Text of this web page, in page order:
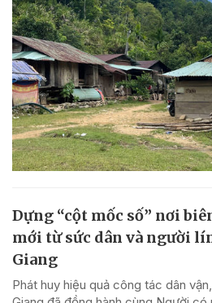
Dựng “cột mốc số” nơi
mới từ sức dân và người
Giang
Phát huy hiệu quả công tác dân